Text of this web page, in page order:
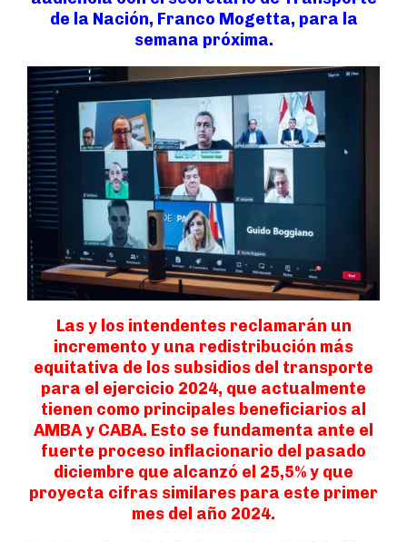
de la Nación, Franco Mogetta, para la
semana próxima.
Las y los intendentes reclamarán un
incremento y una redistribución más
equitativa de los subsidios del transporte
para el ejercicio 2024, que actualmente
tienen como principales beneficiarios al
AMBA y CABA. Esto se fundamenta ante el
fuerte proceso inflacionario del pasado
diciembre que alcanzó el 25,5% y que
proyecta cifras similares para este primer
mes del año 2024.